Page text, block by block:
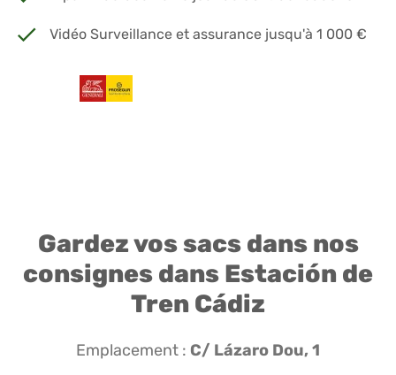
Vidéo Surveillance et assurance jusqu'à 1 000 €
Gardez vos sacs dans nos
consignes dans Estación de
Tren Cádiz
Emplacement : C/ Lázaro Dou, 1